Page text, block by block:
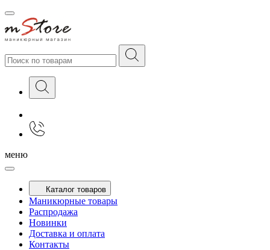
меню
Каталог товаров
Маникюрные товары
Распродажа
Новинки
Доставка и оплата
Контакты